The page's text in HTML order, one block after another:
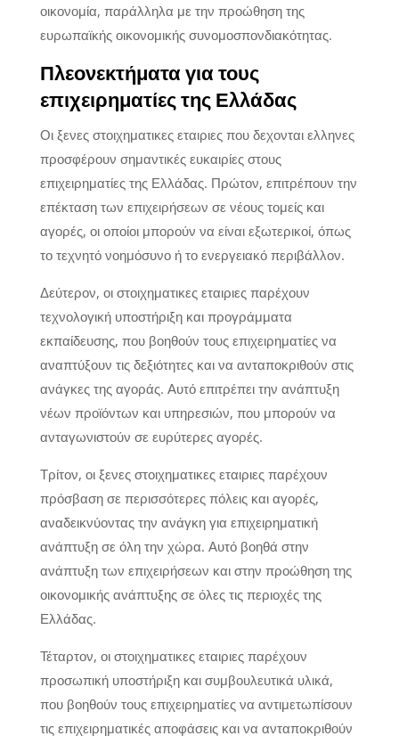
οικονομία, παράλληλα με την προώθηση της
ευρωπαϊκής οικονομικής συνομοσπονδιακότητας.
Πλεονεκτήματα για τους
επιχειρηματίες της Ελλάδας
Οι ξενες στοιχηματικες εταιριες που δεχονται ελληνες
προσφέρουν σημαντικές ευκαιρίες στους
επιχειρηματίες της Ελλάδας. Πρώτον, επιτρέπουν την
επέκταση των επιχειρήσεων σε νέους τομείς και
αγορές, οι οποίοι μπορούν να είναι εξωτερικοί, όπως
το τεχνητό νοημόσυνο ή το ενεργειακό περιβάλλον.
Δεύτερον, οι στοιχηματικες εταιριες παρέχουν
τεχνολογική υποστήριξη και προγράμματα
εκπαίδευσης, που βοηθούν τους επιχειρηματίες να
αναπτύξουν τις δεξιότητες και να ανταποκριθούν στις
ανάγκες της αγοράς. Αυτό επιτρέπει την ανάπτυξη
νέων προϊόντων και υπηρεσιών, που μπορούν να
ανταγωνιστούν σε ευρύτερες αγορές.
Τρίτον, οι ξενες στοιχηματικες εταιριες παρέχουν
πρόσβαση σε περισσότερες πόλεις και αγορές,
αναδεικνύοντας την ανάγκη για επιχειρηματική
ανάπτυξη σε όλη την χώρα. Αυτό βοηθά στην
ανάπτυξη των επιχειρήσεων και στην προώθηση της
οικονομικής ανάπτυξης σε όλες τις περιοχές της
Ελλάδας.
Τέταρτον, οι στοιχηματικες εταιριες παρέχουν
προσωπική υποστήριξη και συμβουλευτικά υλικά,
που βοηθούν τους επιχειρηματίες να αντιμετωπίσουν
τις επιχειρηματικές αποφάσεις και να ανταποκριθούν